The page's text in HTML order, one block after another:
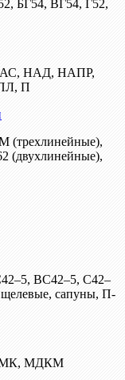
БГ54, ВГ54, Г52,
НАД, НАПР,
П
ВС42–5, С42–
сапуны, П-
МДКМ